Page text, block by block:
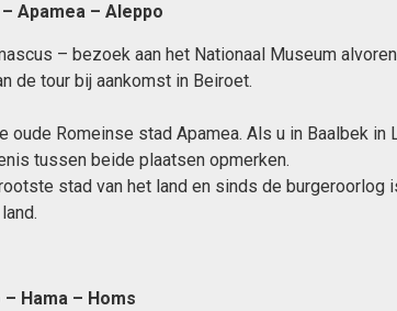
Apamea – Aleppo
– bezoek aan het Nationaal Museum
de tour bij aankomst in Beiroet.
oude Romeinse stad Apamea. Als u in Baalbek in
tussen beide plaatsen opmerken.
stad van het land en sinds de burgeroorlog
Hama – Homs